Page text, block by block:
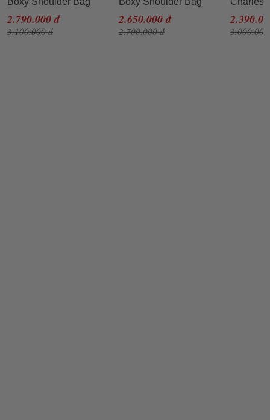
PW2-76390057 Màu
Trắng
2.790.000 đ
3.100.000 đ
PW2-76390057 Màu
Đen
2.650.000 đ
2.700.000 đ
Metallic